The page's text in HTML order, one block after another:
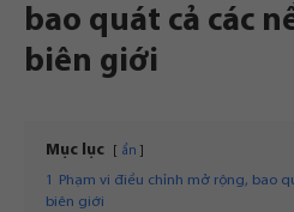
bao quát cả các
biên giới
Mục lục ẩn
1
Phạm vi điều chỉnh mở rộng, bao
biên giới